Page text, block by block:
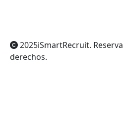
2025iSmartRecruit.
derechos.